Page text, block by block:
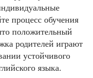
процесс обучения
положительный
родителей играют
устойчивого
языка.